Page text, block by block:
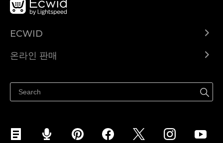
ECWID
도움말 센터
온라인 판매
페이스북에서 판매하기
인스타그램에서 판매하기